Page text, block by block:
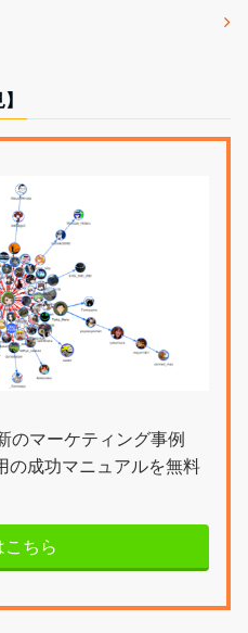
のマーケティング事例
の成功マニュアルを無料
ちら